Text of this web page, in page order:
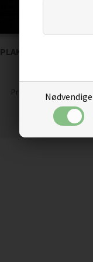
Nødvendige
PLAKAT - THE
Pris 59,00 50,15